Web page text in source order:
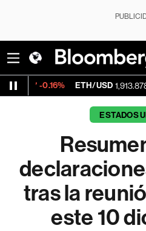
ETH/USD 1,913.878 -0.10%
ESTADOS
tras la
este 10